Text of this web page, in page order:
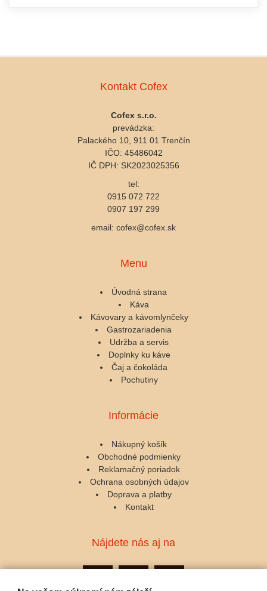
Kontakt Cofex
Cofex s.r.o.
prevádzka:
Palackého 10, 911 01 Trenčín
IČO: 45486042
IČ DPH: SK2023025356
tel:
0915 072 722
0907 197 299
email: cofex@cofex.sk
Menu
Úvodná strana
Káva
Kávovary a kávomlynčeky
Gastrozariadenia
Udržba a servis
Doplnky ku káve
Čaj a čokoláda
Pochutiny
Informácie
Nákupný košík
Obchodné podmienky
Reklamačný poriadok
Ochrana osobných údajov
Doprava a platby
Kontakt
Nájdete nás aj na